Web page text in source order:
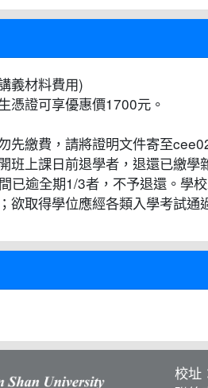
義材料費用)
憑證可享優惠價1700元。
先繳費，請將證明文件寄至
班上課日前退學者，退還已繳
已逾全期1/3者，不予退還。學
欲取得學位應經各類入學考試通
校址